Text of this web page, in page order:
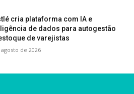
cria plataforma com IA e
de dados para autogestão
de varejistas
de 2026